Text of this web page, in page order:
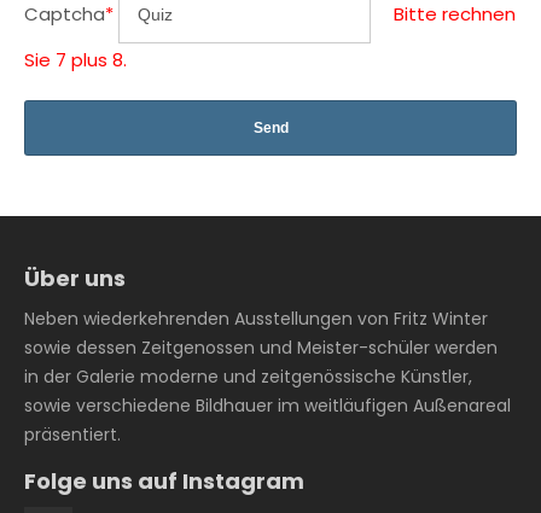
Captcha*
Bitte rechnen
Sie 7 plus 8.
Über uns
Neben wiederkehrenden Ausstellungen von Fritz Winter
sowie dessen Zeitgenossen und Meister-schüler werden
in der Galerie moderne und zeitgenössische Künstler,
sowie verschiedene Bildhauer im weitläufigen Außenareal
präsentiert.
Folge uns auf Instagram